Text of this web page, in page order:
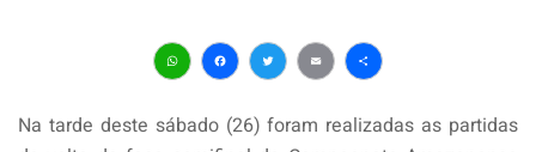
WhatsApp
Facebook
Twitter
EmailShare
Na tarde deste sábado (26) foram realizadas as partidas